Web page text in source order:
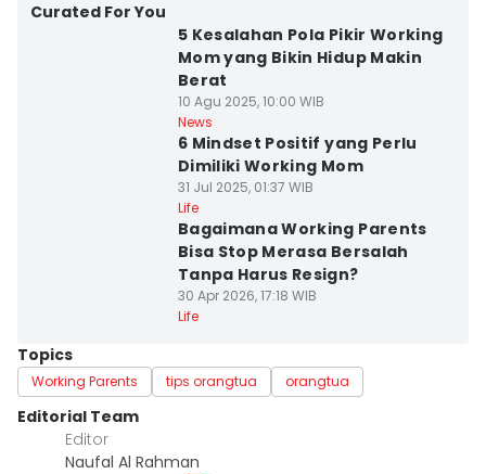
Curated For You
5 Kesalahan Pola Pikir Working
Mom yang Bikin Hidup Makin
Berat
10 Agu 2025, 10:00 WIB
News
6 Mindset Positif yang Perlu
Dimiliki Working Mom
31 Jul 2025, 01:37 WIB
Life
Bagaimana Working Parents
Bisa Stop Merasa Bersalah
Tanpa Harus Resign?
30 Apr 2026, 17:18 WIB
Life
Topics
Working Parents tips orangtua orangtua
Editorial Team
Editor
Naufal Al Rahman